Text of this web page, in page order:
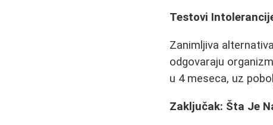
Testovi
Zanimljiva
odgovaraju
u 4 meseca, uz
Zaključak: Šta Je